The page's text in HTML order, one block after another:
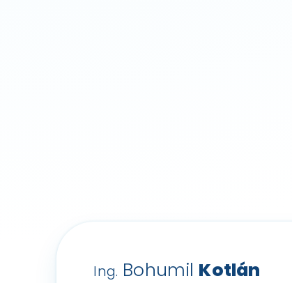
Ing. Bohumil Kotlán